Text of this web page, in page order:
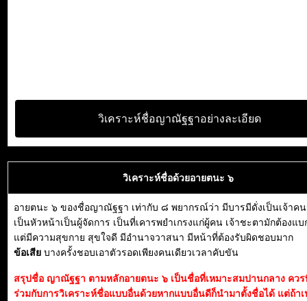
วิเคราะห์ชื่อญาณัฐฐาอย่างละเอียด
วิเคราะห์ชื่อด้วยอายตนะ ๖
อายตนะ ๖ ของชื่อญาณัฐฐา เท่ากับ ๘ พยากรณ์ว่า มีบารมีดั่งเป็นเจ้าค
เป็นหัวหน้าเป็นผู้จัดการ เป็นที่เคารพยำเกรงแก่ผู้คน เจ้าชะตามักต้องแบ
แต่มีความสุขกาย สุขใจดี มีอำนาจวาสนา มีหน้าที่ต้องรับผิดชอบมาก
ข้อเสีย บางครั้งชอบเอาตัวรอดเพียงคนเดียวเวลาคับขัน
สรุปชื่อ ญาณัฐฐา ตามหลักอายตนะ ๖ เป็นชื่อที่เหมาะสมปานกลาง คว
ร่วมกับการวิเคราะห์ชื่อแบบอื่นด้วยหากแบบอื่นดีก็นำมาตั้งชื่อได้ แต่ถ้า